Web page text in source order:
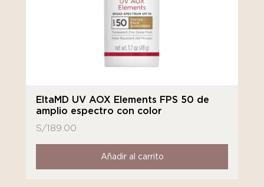
EltaMD UV AOX Elements FPS 50 de
amplio espectro con color
S/189.00
Añadir al carrito